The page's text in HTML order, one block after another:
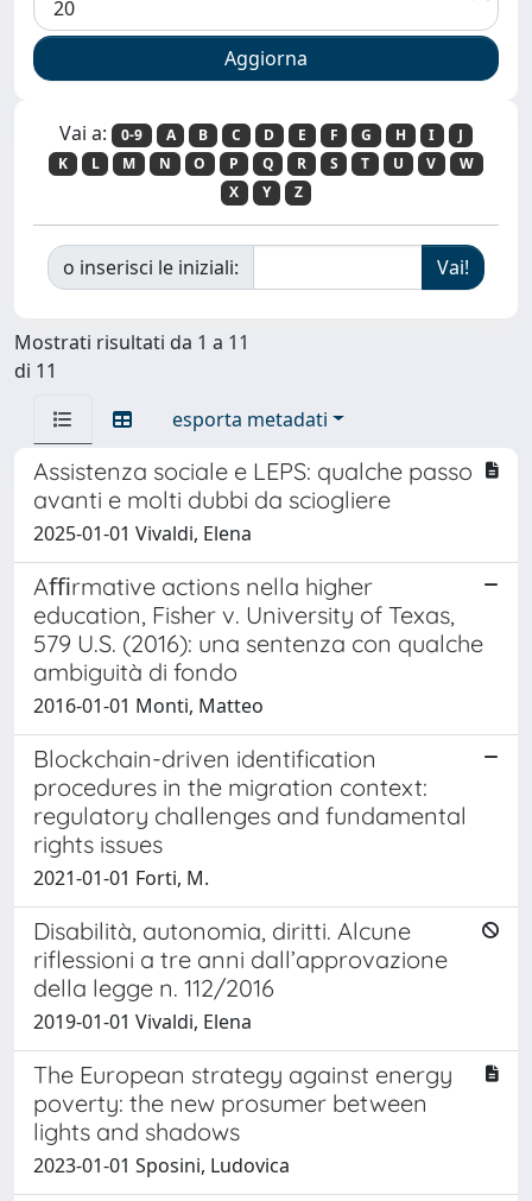
Vai a: 0-9 A B C D E F G H I
J
K
L M N O P Q R S T U V
W
X
Y Z
o inserisci le iniziali:
Mostrati risultati da 1 a 11
di 11
esporta metadati
Assistenza sociale e LEPS: qualche passo
avanti e molti dubbi da sciogliere
2025-01-01 Vivaldi, Elena
Aﬃrmative actions nella higher
education, Fisher v. University of Texas,
579 U.S. (2016): una sentenza con qualche
ambiguità di fondo
2016-01-01 Monti, Matteo
Blockchain-driven identification
procedures in the migration context:
regulatory challenges and fundamental
rights issues
2021-01-01 Forti, M.
Disabilità, autonomia, diritti. Alcune
riflessioni a tre anni dall’approvazione
della legge n. 112/2016
2019-01-01 Vivaldi, Elena
The European strategy against energy
poverty: the new prosumer between
lights and shadows
2023-01-01 Sposini, Ludovica